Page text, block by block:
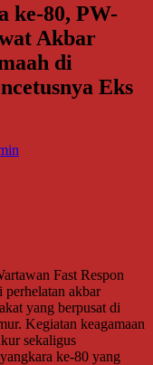
ke-80, PW-
Akbar
di
Eks
Fast Respon
akbar
yang berpusat di
Kegiatan keagamaan
sekaligus
ke-80 yang